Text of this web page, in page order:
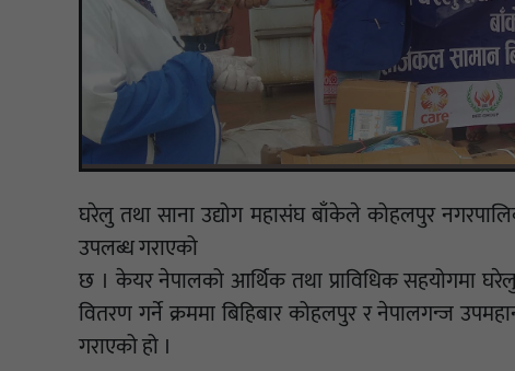
घरेलु तथा साना उद्योग महासंघ बाँकेले कोहलपुर
उपलब्ध गराएको
छ । केयर नेपालको आर्थिक तथा प्राविधिक सहयोगमा
वितरण गर्ने क्रममा बिहिबार कोहलपुर र नेपालगन्ज
गराएको हो ।